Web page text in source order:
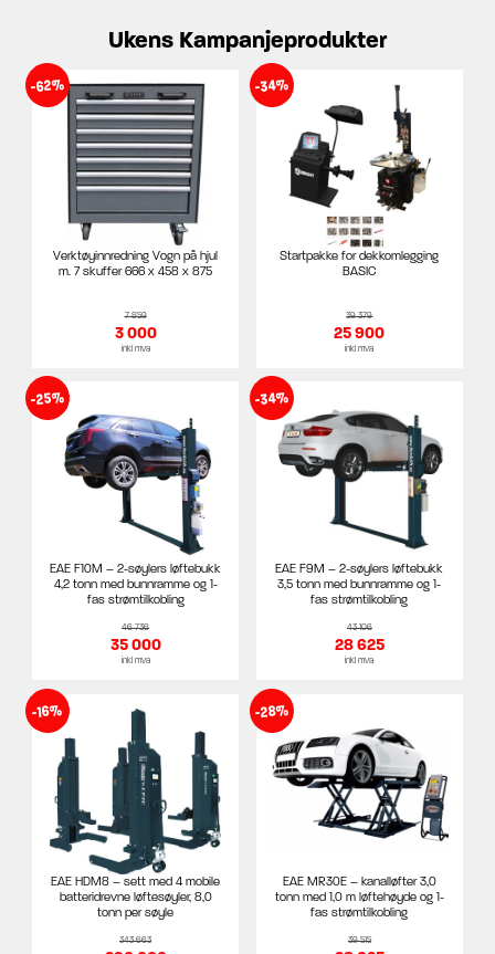
Ukens Kampanjeprodukter
-62%
Verktøyinnredning Vogn på hjul
m. 7 skuffer 666 x 458 x 875
7 859
3 000
inkl mva
-34%
Startpakke for dekkomlegging
BASIC
39 379
25 900
inkl mva
-25%
EAE F10M – 2-søylers løftebukk
4,2 tonn med bunnramme og 1-
fas strømtilkobling
46 736
35 000
inkl mva
-34%
EAE F9M – 2-søylers løftebukk
3,5 tonn med bunnramme og 1-
fas strømtilkobling
43 106
28 625
inkl mva
-16%
EAE HDM8 – sett med 4 mobile
batteridrevne løftesøyler, 8,0
tonn per søyle
343 663
-28%
EAE MR30E – kanalløfter 3,0
tonn med 1,0 m løftehøyde og 1-
fas strømtilkobling
39 515